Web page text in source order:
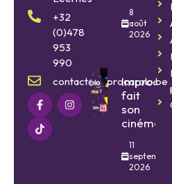
+32
(0)478
953
990
contact@improcarolo.be
8
août
2026
fait
son
cinéma
11
septembre
2026